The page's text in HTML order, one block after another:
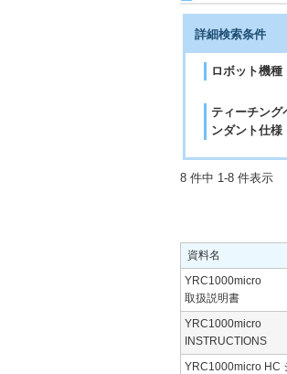
詳細検索条件
ロボット機種
ティーチング
ンダント仕様
8 件中 1-8 件表示
資料名
YRC1000micro
取扱説明書
YRC1000micro
INSTRUCTIONS
YRC1000micro HC